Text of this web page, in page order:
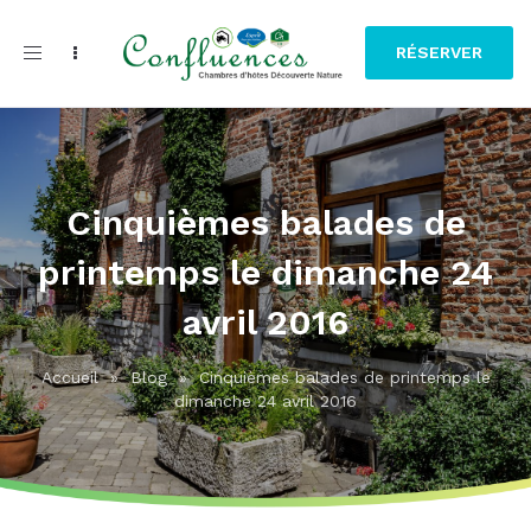
Toggle
RÉSERVER
Cinquièmes balades de
printemps le dimanche 24
avril 2016
Accueil»Blog»Cinquièmes balades de printemps le
dimanche 24 avril 2016